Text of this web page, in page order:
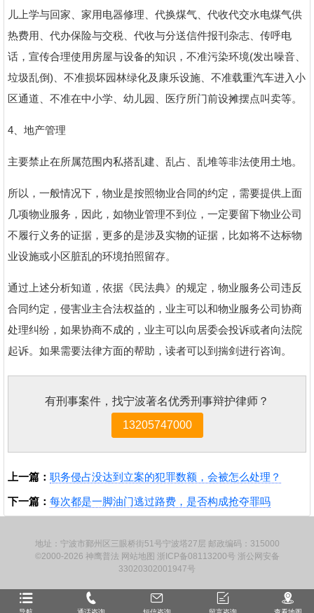
儿上学与回家、家用电器修理、代换煤气、代收代交水电煤气供
热费用、代办保险与交税、代收与分送信件报刊杂志、传呼电
话，宣传合理使用房屋与设备的知识，不准污染环境(发出噪音、
垃圾乱倒)、不准损坏园林绿化及康乐设施、不准载重汽车进入小
区通道、不准在中小学、幼儿园、医疗所门前设摊摆点叫卖等。
4、地产管理
主要禁止在所属范围内私搭乱建、乱占、乱堆等非法使用土地。
所以，一般情况下，物业是按照物业合同的约定，需要提供上面
几项物业服务，因此，如物业管理不到位，一定要留下物业公司
不履行义务的证据，更多的是涉及实物的证据，比如将不达标物
业设施或小区脏乱的环境拍照留存。
通过上述分析知道，依据《民法典》的规定，物业服务公司违反
合同约定，侵害业主合法权益的，业主可以和物业服务公司协商
处理纠纷，如果协商不成的，业主可以向居委会投诉或者向法院
起诉。如果需要法律方面的帮助，读者可以到揣剑进行咨询。
有刑事案件，找宁波著名优秀刑事辩护律师？
13205747000
上一篇： 职务侵占没达到立案的犯罪数额，会被怎么处理？
下一篇： 每次都是一脚油门逃过路费，是否构成抢夺罪吗
地址：宁波市鄞州区三眼桥街51号宁波塔27层 邮政编码：315000
©2000-2026 神鹰普法 网站地图 浙ICP备08113200号 浙公网安备
33020302001947号